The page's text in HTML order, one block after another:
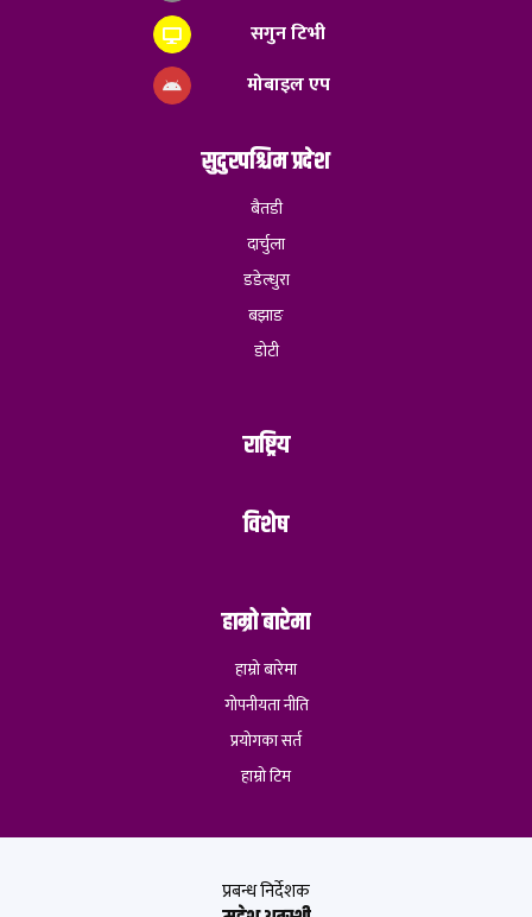
सगुन टिभी
मोबाइल एप
सुदुरपश्चिम प्रदेश
बैतडी
दार्चुला
डडेल्धुरा
बझाङ
डोटी
राष्ट्रिय
विशेष
हाम्रो बारेमा
हाम्रो बारेमा
गोपनीयता नीति
प्रयोगका सर्त
हाम्रो टिम
प्रबन्ध निर्देशक